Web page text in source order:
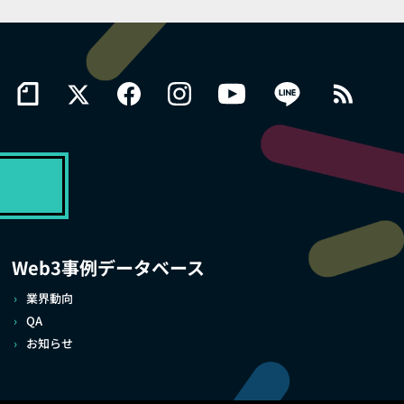
Web3事例データベース
業界動向
QA
お知らせ